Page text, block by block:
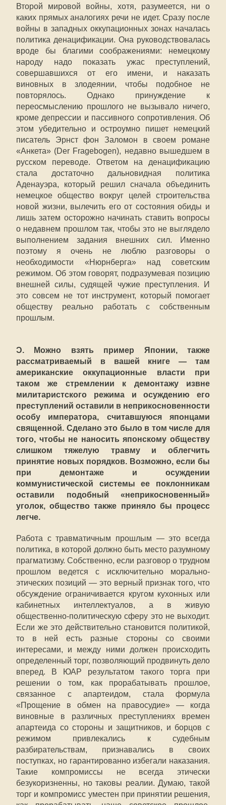
Второй мировой войны, хотя, разумеется, ни о
каких прямых аналогиях речи не идет. Сразу после
войны в западных оккупационных зонах началась
политика денацификации. Она руководствовалась
вроде бы благими соображениями: немецкому
народу надо показать ужас преступлений,
совершавшихся от его имени, и наказать
виновных в злодеянии, чтобы подобное не
повторялось. Однако принуждение к
переосмыслению прошлого не вызывало ничего,
кроме депрессии и пассивного сопротивления. Об
этом убедительно и остроумно пишет немецкий
писатель Эрнст фон Заломон в своем романе
«Анкета» (Der Fragebogen), недавно вышедшем в
русском переводе. Ответом на денацификацию
стала достаточно дальновидная политика
Аденауэра, который решил сначала объединить
немецкое общество вокруг целей строительства
новой жизни, вылечить его от состояния обиды и
лишь затем осторожно начинать ставить вопросы
о недавнем прошлом так, чтобы это не выглядело
выполнением задания внешних сил. Именно
поэтому я очень не люблю разговоры о
необходимости «Нюрнберга» над советским
режимом. Об этом говорят, подразумевая позицию
внешней силы, судящей чужие преступления. И
это совсем не тот инструмент, который помогает
обществу реально работать с собственным
прошлым.
Ɔ. Можно взять пример Японии, также
рассматриваемый в вашей книге — там
американские оккупационные власти при
таком же стремлении к демонтажу извне
милитаристского режима и осуждению его
преступлений оставили в неприкосновенности
особу императора, считавшуюся японцами
священной. Сделано это было в том числе для
того, чтобы не наносить японскому обществу
слишком тяжелую травму и облегчить
принятие новых порядков. Возможно, если бы
при демонтаже и осуждении
коммунистической системы ее поклонникам
оставили подобный «неприкосновенный»
уголок, общество также приняло бы процесс
легче.
Работа с травматичным прошлым — это всегда
политика, в которой должно быть место разумному
прагматизму. Собственно, если разговор о трудном
прошлом ведется с исключительно морально-
этических позиций — это верный признак того, что
обсуждение ограничивается кругом кухонных или
кабинетных интеллектуалов, а в живую
общественно-политическую сферу это не выходит.
Если же это действительно становится политикой,
то в ней есть разные стороны со своими
интересами, и между ними должен происходить
определенный торг, позволяющий продвинуть дело
вперед. В ЮАР результатом такого торга при
решении о том, как прорабатывать прошлое,
связанное с апартеидом, стала формула
«Прощение в обмен на правосудие» — когда
виновные в различных преступлениях времен
апартеида со стороны и защитников, и борцов с
режимом привлекались к судебным
разбирательствам, признавались в своих
поступках, но гарантированно избегали наказания.
Такие компромиссы не всегда этически
безукоризненны, но таковы реалии. Думаю, такой
торг и компромисс уместен при принятии решения,